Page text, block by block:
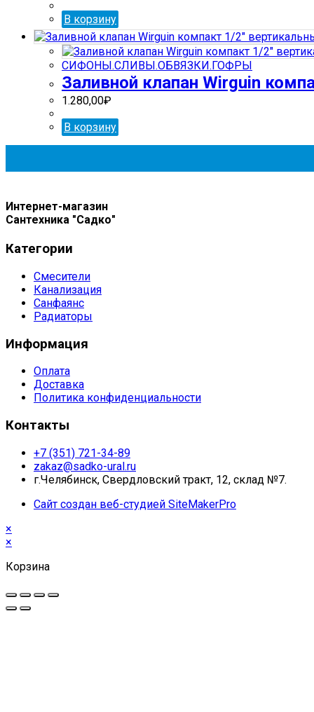
В корзину
СИФОНЫ.СЛИВЫ.ОБВЯЗКИ.ГОФРЫ
Заливной клапан Wirguin
1.280,00₽
В корзину
Интернет-магазин
Сантехника "Садко"
Категории
Смесители
Канализация
Санфаянс
Радиаторы
Информация
Оплата
Доставка
Политика конфиденциальности
Контакты
+7 (351) 721-34-89
zakaz@sadko-ural.ru
г.Челябинск, Свердловский тракт, 12, склад №7.
Сайт создан веб-студией SiteMakerPro
×
×
Корзина